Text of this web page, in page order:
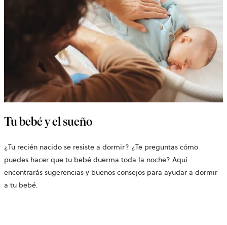
Tu bebé y el sueño
¿Tu recién nacido se resiste a dormir? ¿Te preguntas cómo
puedes hacer que tu bebé duerma toda la noche? Aquí
encontrarás sugerencias y buenos consejos para ayudar a dormir
a tu bebé.